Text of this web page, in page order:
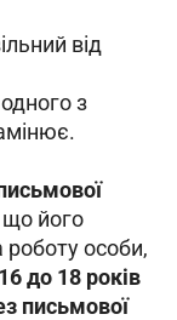
від
з
що його
особи,
до 18 років
письмової